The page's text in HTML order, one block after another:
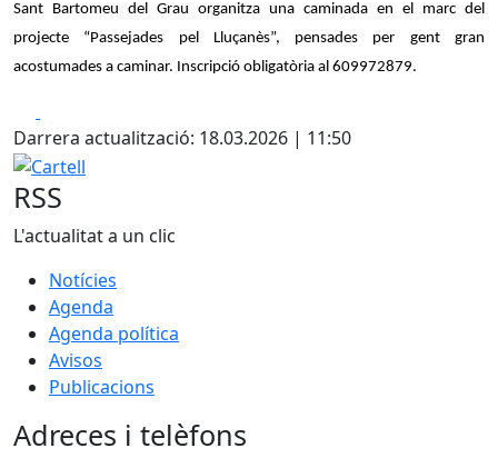
Sant Bartomeu del Grau organitza una caminada en el marc del
projecte “Passejades pel Lluçanès”, pensades per gent gran
acostumades a caminar. Inscripció obligatòria al 609972879.
Darrera actualització: 18.03.2026 | 11:50
Cartell
RSS
L'actualitat a un clic
Notícies
Agenda
Agenda política
Avisos
Publicacions
Adreces i telèfons